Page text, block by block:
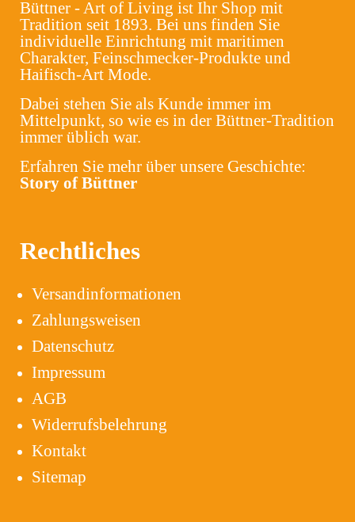
Büttner - Art of Living ist Ihr Shop mit
Tradition seit 1893. Bei uns finden Sie
individuelle Einrichtung mit maritimen
Charakter, Feinschmecker-Produkte und
Haifisch-Art Mode.
Dabei stehen Sie als Kunde immer im
Mittelpunkt, so wie es in der Büttner-Tradition
immer üblich war.
Erfahren Sie mehr über unsere Geschichte:
Story of Büttner
Rechtliches
Versandinformationen
Zahlungsweisen
Datenschutz
Impressum
AGB
Widerrufsbelehrung
Kontakt
Sitemap